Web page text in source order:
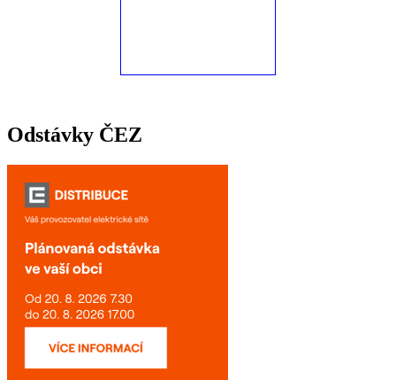
Odstávky ČEZ